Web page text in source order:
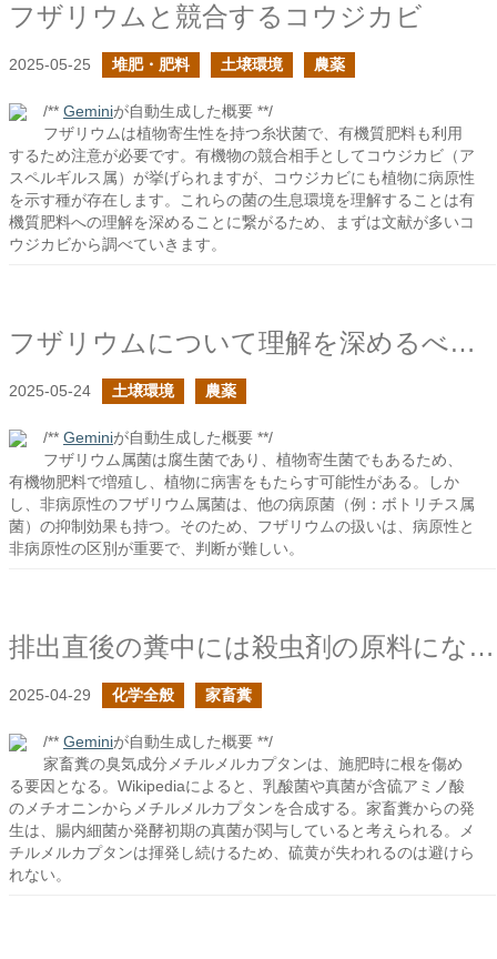
フザリウムと競合するコウジカビ
2025-05-25 堆肥・肥料 土壌環境 農薬
/** Geminiが自動生成した概要 **/
フザリウムは植物寄生性を持つ糸状菌で、有機質肥料も利用
するため注意が必要です。有機物の競合相手としてコウジカビ（ア
スペルギルス属）が挙げられますが、コウジカビにも植物に病原性
を示す種が存在します。これらの菌の生息環境を理解することは有
機質肥料への理解を深めることに繋がるため、まずは文献が多いコ
ウジカビから調べていきます。
フザリウムについて理解を深めるべきだ
2025-05-24 土壌環境 農薬
/** Geminiが自動生成した概要 **/
フザリウム属菌は腐生菌であり、植物寄生菌でもあるため、
有機物肥料で増殖し、植物に病害をもたらす可能性がある。しか
し、非病原性のフザリウム属菌は、他の病原菌（例：ボトリチス属
菌）の抑制効果も持つ。そのため、フザリウムの扱いは、病原性と
非病原性の区別が重要で、判断が難しい。
排出直後の糞中には殺虫剤の原料になりそうな臭気化合物が含まれているの続き
2025-04-29 化学全般 家畜糞
/** Geminiが自動生成した概要 **/
家畜糞の臭気成分メチルメルカプタンは、施肥時に根を傷め
る要因となる。Wikipediaによると、乳酸菌や真菌が含硫アミノ酸
のメチオニンからメチルメルカプタンを合成する。家畜糞からの発
生は、腸内細菌か発酵初期の真菌が関与していると考えられる。メ
チルメルカプタンは揮発し続けるため、硫黄が失われるのは避けら
れない。